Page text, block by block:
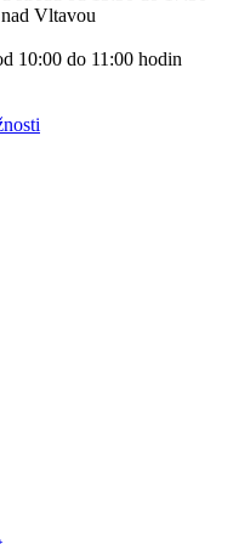
Vltavou
10:00 do 11:00 hodin